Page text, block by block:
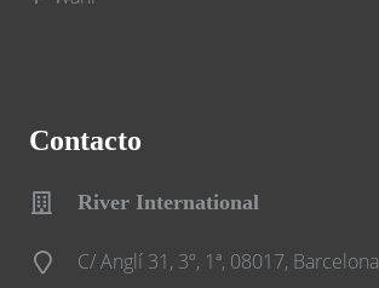
Contacto
River International
C/ Anglí 31, 3º, 1ª, 08017, Barcelona